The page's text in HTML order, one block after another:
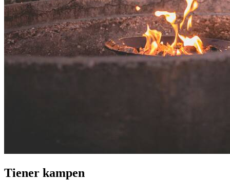
Tiener kampen